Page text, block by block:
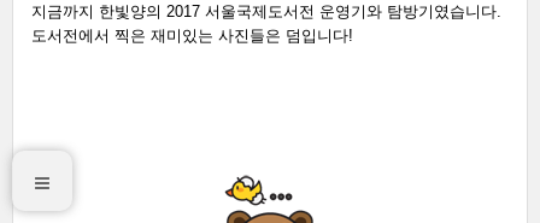
지금까지 한빛양의 2017 서울국제도서전 운영기와 탐방기였습니다.
도서전에서 찍은 재미있는 사진들은 덤입니다!